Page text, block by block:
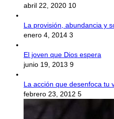
abril 22, 2020 10
La provisión, abundancia y
enero 4, 2014 3
El joven que Dios espera
junio 19, 2013 9
La acción que desenfoca tu
febrero 23, 2012 5